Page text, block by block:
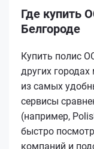
Где купить
Белгороде
Купить полис
других
из самых
сервисы
(например,
быстро
компаний и